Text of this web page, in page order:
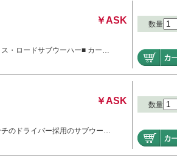
￥ASK
・ロードサブウーハー■ カー…
数量
￥ASK
のドライバー採用のサブウー…
数量